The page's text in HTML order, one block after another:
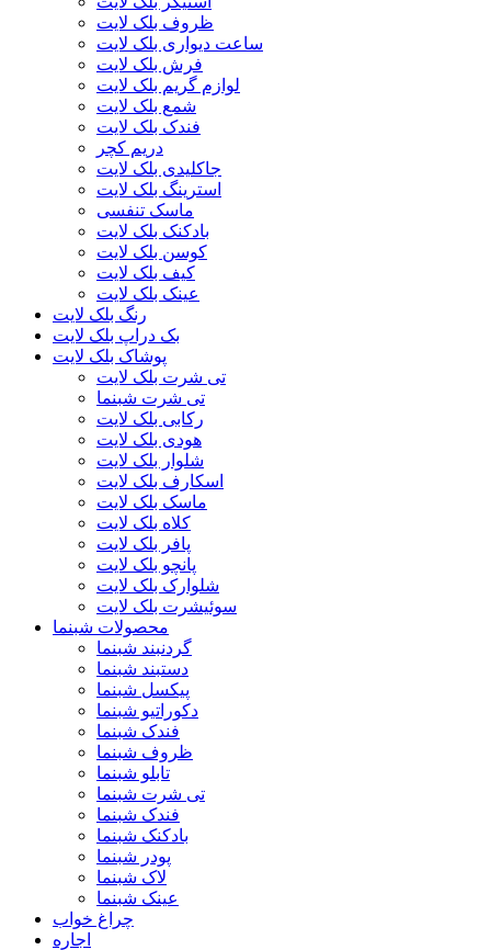
ظروف بلک لایت
ساعت دیواری بلک لایت
فرش بلک لایت
لوازم گریم بلک لایت
شمع بلک لایت
فندک بلک لایت
دریم کچر
جاکلیدی بلک لایت
استرینگ بلک لایت
ماسک تنفسی
بادکنک بلک لایت
کوسن بلک لایت
کیف بلک لایت
عینک بلک لایت
رنگ بلک لایت
بک دراپ بلک لایت
پوشاک بلک لایت
تی شرت بلک لایت
تی شرت شبنما
رکابی بلک لایت
هودی بلک لایت
شلوار بلک لایت
اسکارف بلک لایت
ماسک بلک لایت
کلاه بلک لایت
پافر بلک لایت
پانچو بلک لایت
شلوارک بلک لایت
سوئیشرت بلک لایت
محصولات شبنما
گردنبند شبنما
دستبند شبنما
پیکسل شبنما
دکوراتیو شبنما
فندک شبنما
ظروف شبنما
تابلو شبنما
تی شرت شبنما
فندک شبنما
بادکنک شبنما
پودر شبنما
لاک شبنما
عینک شبنما
چراغ خواب
اجاره